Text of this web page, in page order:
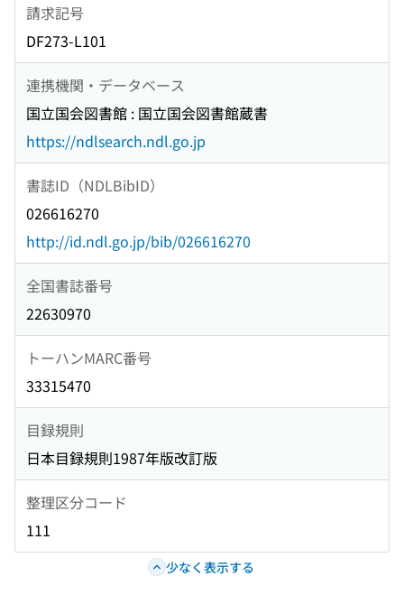
請求記号
DF273-L101
連携機関・データベース
国立国会図書館 : 国立国会図書館蔵書
https://ndlsearch.ndl.go.jp
書誌ID（NDLBibID）
026616270
http://id.ndl.go.jp/bib/026616270
全国書誌番号
22630970
トーハンMARC番号
33315470
目録規則
日本目録規則1987年版改訂版
整理区分コード
111
少なく表示する